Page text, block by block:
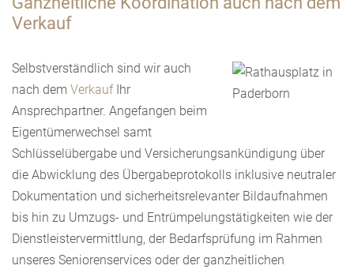
Verkauf
Selbstverständlich sind wir auch
nach dem VerkaufIhr
Ansprechpartner. Angefangen beim
Eigentümerwechsel samt
Schlüsselübergabe und Versicherungsankündigung über
die Abwicklung des Übergabeprotokolls inklusive neutraler
Dokumentation und sicherheitsrelevanter Bildaufnahmen
bis hin zu Umzugs- und Entrümpelungstätigkeiten wie der
Dienstleistervermittlung, der Bedarfsprüfung im Rahmen
unseres Seniorenservices oder der ganzheitlichen